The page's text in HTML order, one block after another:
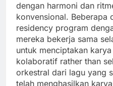
dengan harmoni dan
konvensional. Beberapa
residency program
mereka bekerja sama
untuk menciptakan
kolaboratif rather than
orkestral dari lagu yang
telah menghasilkan